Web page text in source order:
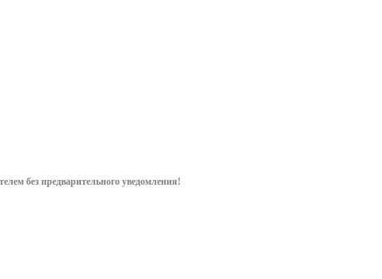
без предварительного уведомления!